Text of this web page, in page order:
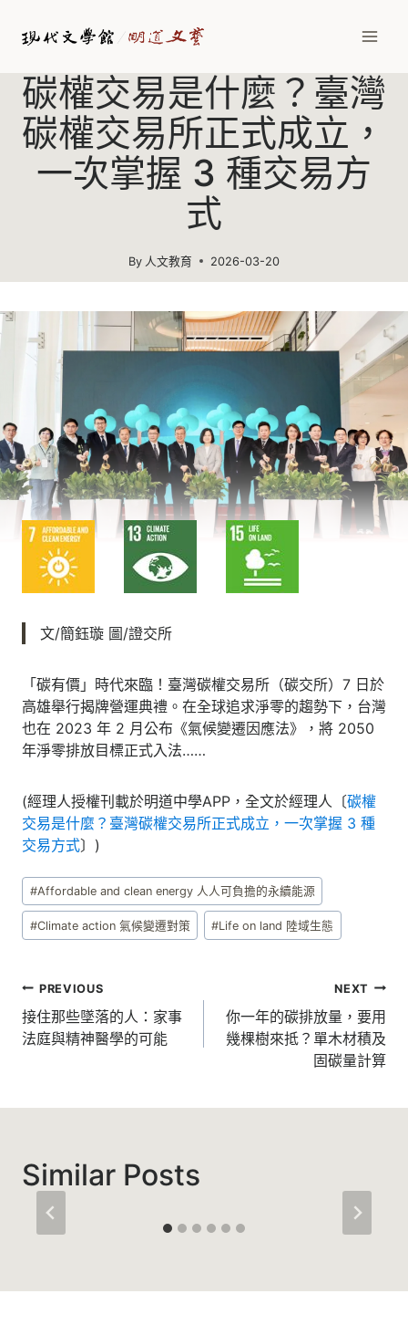
碳權交易是什麼？臺灣
碳權交易所正式成立，
一次掌握 3 種交易方
式
By 人文教育 2026-03-20
文/簡鈺璇 圖/證交所
「碳有價」時代來臨！臺灣碳權交易所（碳交所）7 日於
高雄舉行揭牌營運典禮。在全球追求淨零的趨勢下，台灣
也在 2023 年 2 月公布《氣候變遷因應法》，將 2050
年淨零排放目標正式入法……
(經理人授權刊載於明道中學APP，全文於經理人〔碳權
交易是什麼？臺灣碳權交易所正式成立，一次掌握 3 種
交易方式〕)
Post
Tags:
#Affordable and clean energy 人人可負擔的永續能源
#Climate action 氣候變遷對策 #Life on land 陸域生態
文
章
導
PREVIOUS
接住那些墜落的人：家事
法庭與精神醫學的可能
NEXT
你一年的碳排放量，要用
幾棵樹來抵？單木材積及
固碳量計算
Similar Posts